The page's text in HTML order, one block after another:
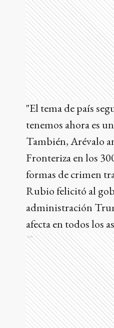
"El tema de país
tenemos ahora es
También, Arévalo
Fronteriza en los
formas de crimen
Rubio felicitó al
administración
afecta en todos los
Ads